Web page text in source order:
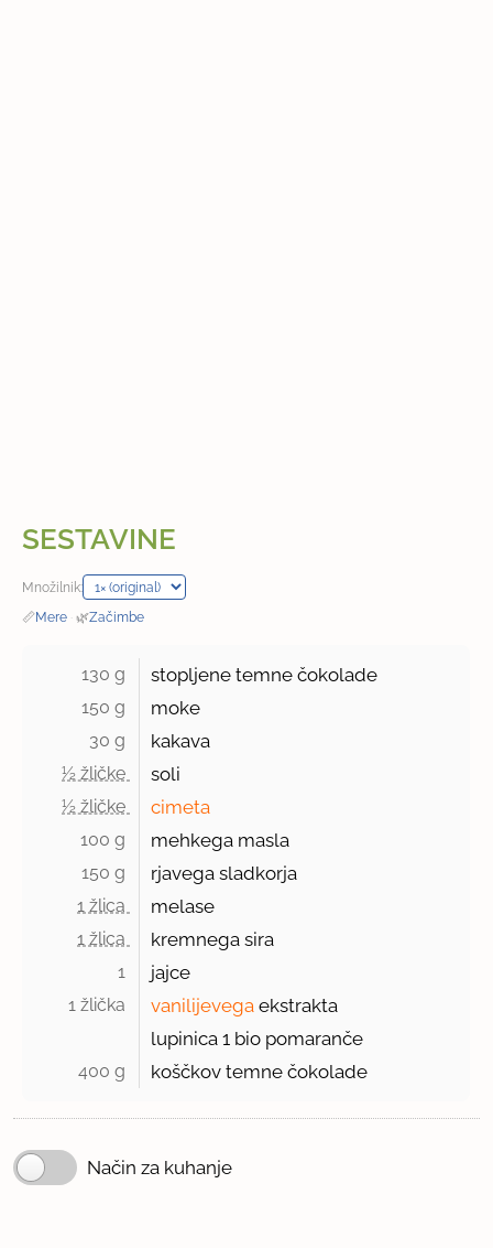
SESTAVINE
Množilnik:
📏Mere · 🌿Začimbe
130 g stopljene temne čokolade
150 g moke
30 g kakava
½ žličke soli
½ žličke cimeta
100 g mehkega masla
150 g rjavega sladkorja
1 žlica melase
1 žlica kremnega sira
1 jajce
1 žlička vanilijevega ekstrakta
lupinica1 bio pomaranče
400 g koščkov temne čokolade
Način za kuhanje